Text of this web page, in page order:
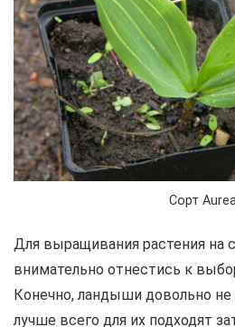
Сорт
Для выращивания растения на
внимательно отнестись к
Конечно, ландыши довольно
лучше всего для их подходят